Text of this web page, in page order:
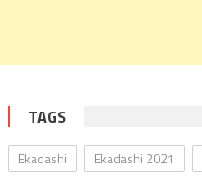
TAGS
Ekadashi Ekadashi 2021